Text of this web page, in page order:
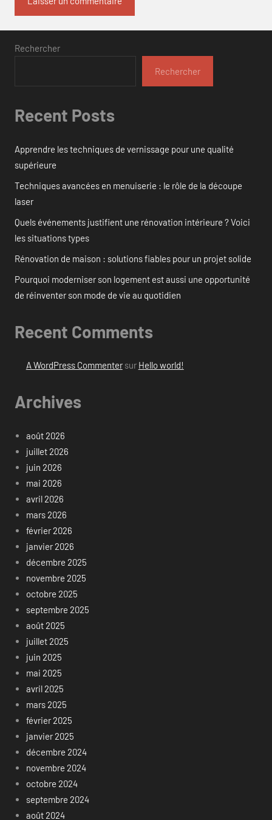
Rechercher
Rechercher
Recent Posts
Apprendre les techniques de vernissage pour une qualité
supérieure
Techniques avancées en menuiserie : le rôle de la découpe
laser
Quels événements justifient une rénovation intérieure ? Voici
les situations types
Rénovation de maison : solutions fiables pour un projet solide
Pourquoi moderniser son logement est aussi une opportunité
de réinventer son mode de vie au quotidien
Recent Comments
A WordPress Commentersur Hello world!
Archives
août 2026
juillet 2026
juin 2026
mai 2026
avril 2026
mars 2026
février 2026
janvier 2026
décembre 2025
novembre 2025
octobre 2025
septembre 2025
août 2025
juillet 2025
juin 2025
mai 2025
avril 2025
mars 2025
février 2025
janvier 2025
décembre 2024
novembre 2024
octobre 2024
septembre 2024
août 2024